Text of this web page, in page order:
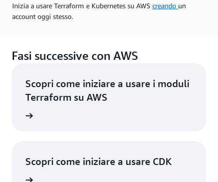
Inizia a usare Terraform e Kubernetes su AWS creando un
account oggi stesso.
Fasi successive con AWS
Scopri come iniziare a usare i moduli
Terraform su AWS
Scopri come iniziare a usare CDK